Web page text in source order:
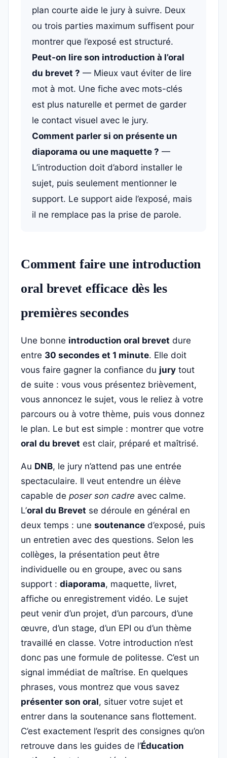
plan courte aide le jury à suivre. Deux
ou trois parties maximum suffisent pour
montrer que l’exposé est structuré.
Peut-on lire son introduction à l’oral
du brevet ? — Mieux vaut éviter de lire
mot à mot. Une fiche avec mots-clés
est plus naturelle et permet de garder
le contact visuel avec le jury.
Comment parler si on présente un
diaporama ou une maquette ? —
L’introduction doit d’abord installer le
sujet, puis seulement mentionner le
support. Le support aide l’exposé, mais
il ne remplace pas la prise de parole.
Comment faire une introduction
oral brevet efficace dès les
premières secondes
Une bonne introduction oral brevet dure
entre 30 secondes et 1 minute. Elle doit
vous faire gagner la confiance du jury tout
de suite : vous vous présentez brièvement,
vous annoncez le sujet, vous le reliez à votre
parcours ou à votre thème, puis vous donnez
le plan. Le but est simple : montrer que votre
oral du brevet est clair, préparé et maîtrisé.
Au DNB, le jury n’attend pas une entrée
spectaculaire. Il veut entendre un élève
capable de poser son cadre avec calme.
L’oral du Brevet se déroule en général en
deux temps : une soutenance d’exposé, puis
un entretien avec des questions. Selon les
collèges, la présentation peut être
individuelle ou en groupe, avec ou sans
support : diaporama, maquette, livret,
affiche ou enregistrement vidéo. Le sujet
peut venir d’un projet, d’un parcours, d’une
œuvre, d’un stage, d’un EPI ou d’un thème
travaillé en classe. Votre introduction n’est
donc pas une formule de politesse. C’est un
signal immédiat de maîtrise. En quelques
phrases, vous montrez que vous savez
présenter son oral, situer votre sujet et
entrer dans la soutenance sans flottement.
C’est exactement l’esprit des consignes qu’on
retrouve dans les guides de l’Éducation